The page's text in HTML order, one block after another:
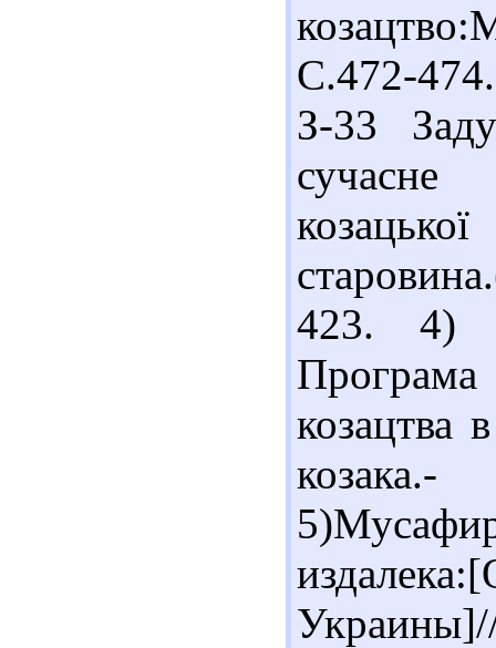
С.472-
З-33
сучасне
423. 4)
козацтва